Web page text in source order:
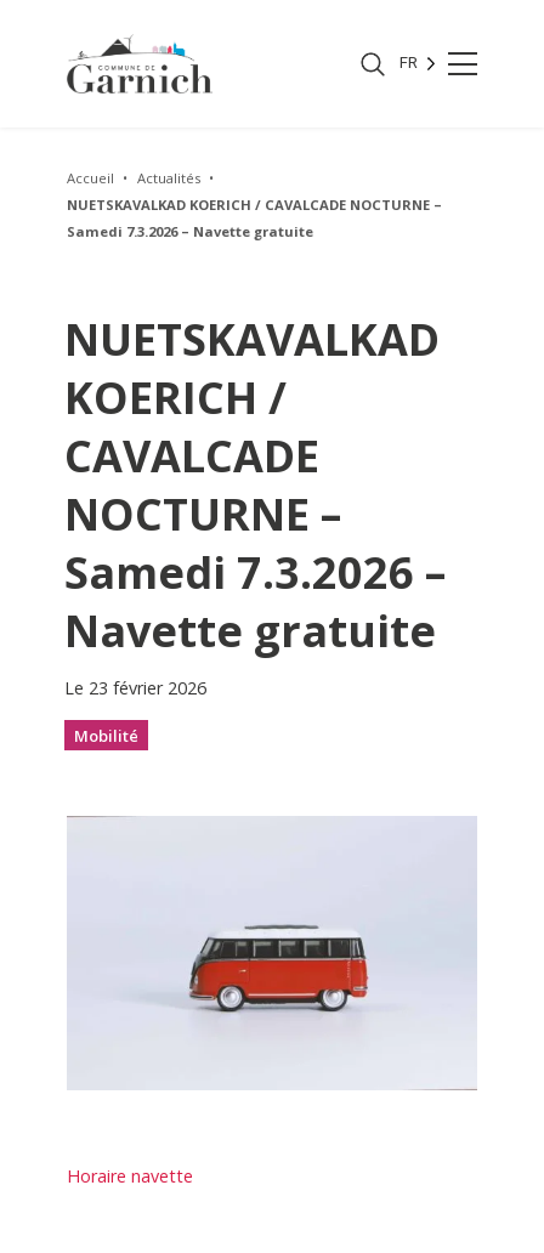
FR
Accueil
Actualités
NUETSKAVALKAD KOERICH / CAVALCADE NOCTURNE –
Samedi 7.3.2026 – Navette gratuite
NUETSKAVALKAD
KOERICH /
CAVALCADE
NOCTURNE –
Samedi 7.3.2026 –
Navette gratuite
Le 23 février 2026
Mobilité
Horaire navette